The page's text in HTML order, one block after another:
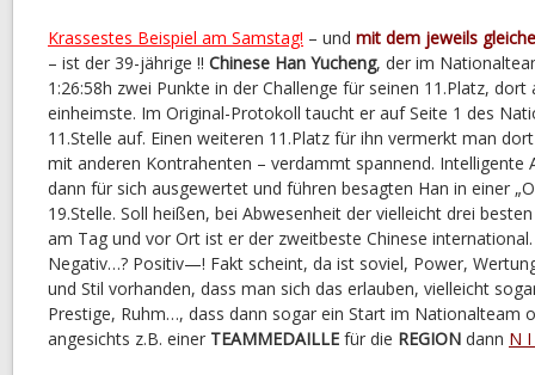
Krassestes Beispiel am Samstag! – und mit dem jeweils
– ist der 39-jährige !! Chinese Han Yucheng, der im
1:26:58h zwei Punkte in der Challenge für seinen 11.Platz,
einheimste. Im Original-Protokoll taucht er auf Seite 1 des
11.Stelle auf. Einen weiteren 11.Platz für ihn vermerkt man
mit anderen Kontrahenten – verdammt spannend. Intelligente
dann für sich ausgewertet und führen besagten Han in einer
19.Stelle. Soll heißen, bei Abwesenheit der vielleicht drei
am Tag und vor Ort ist er der zweitbeste Chinese
Negativ…? Positiv—! Fakt scheint, da ist soviel, Power,
und Stil vorhanden, dass man sich das erlauben, vielleicht
Prestige, Ruhm…, dass dann sogar ein Start im Nationalteam
angesichts z.B. einer TEAMMEDAILLE für die REGION dann N